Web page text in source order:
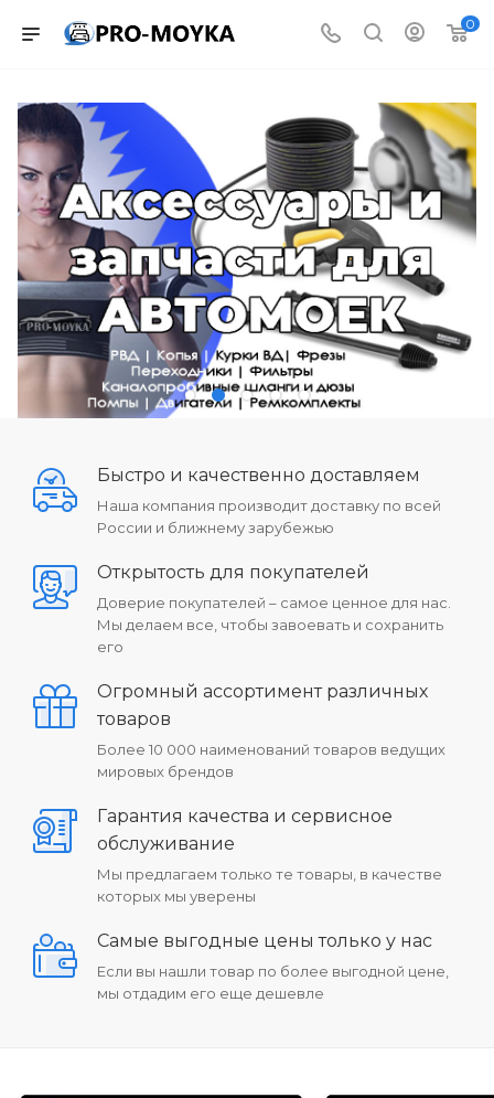
0
Быстро и качественно доставляем
Наша компания производит доставку по всей
России и ближнему зарубежью
Открытость для покупателей
Доверие покупателей – самое ценное для нас.
Мы делаем все, чтобы завоевать и сохранить
его
Огромный ассортимент различных
товаров
Более 10 000 наименований товаров ведущих
мировых брендов
Гарантия качества и сервисное
обслуживание
Мы предлагаем только те товары, в качестве
которых мы уверены
Самые выгодные цены только у нас
Если вы нашли товар по более выгодной цене,
мы отдадим его еще дешевле